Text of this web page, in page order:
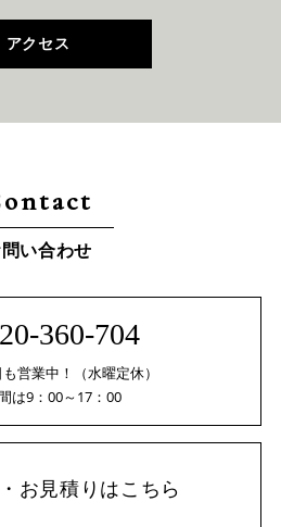
アクセス
い合わせ
360-704
営業中！（水曜定休）
は9：00～17：00
お見積りはこちら